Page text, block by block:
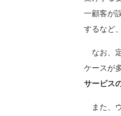
一顧客が
するなど
なお、
ケースが
サービス
また、